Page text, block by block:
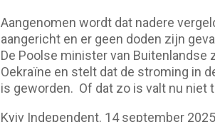
Aangenomen wordt dat nadere
aangericht en er geen doden zijn
De Poolse minister van Buitenlandse
Oekraïne en stelt dat de stroming in
is geworden. Of dat zo is valt nu niet
Kyiv Independent. 14 september